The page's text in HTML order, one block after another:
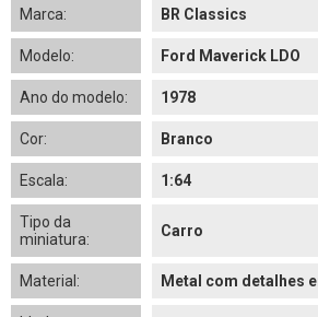
Marca: BR Classics
Modelo: Ford Maverick LDO
Ano do modelo: 1978
Cor: Branco
Escala: 1:64
Tipo da
miniatura:
Carro
Material: Metal com detalhes